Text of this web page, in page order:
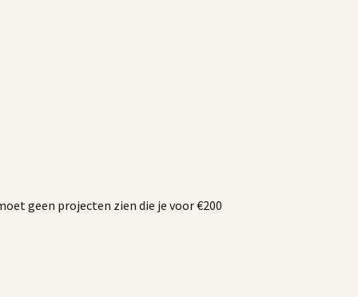
geen projecten zien die je voor €200